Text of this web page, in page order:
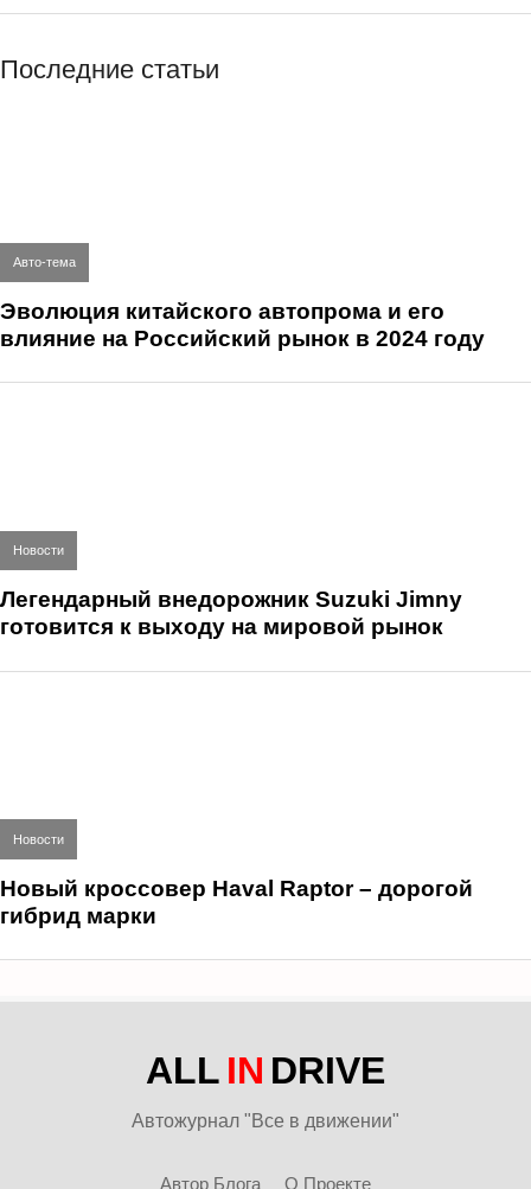
Последние статьи
Авто-тема
Эволюция китайского автопрома и его
влияние на Российский рынок в 2024 году
Новости
Легендарный внедорожник Suzuki Jimny
готовится к выходу на мировой рынок
Новости
Новый кроссовер Haval Raptor – дорогой
гибрид марки
ALL IN DRIVE
Автожурнал "Все в движении"
Автор Блога О Проекте